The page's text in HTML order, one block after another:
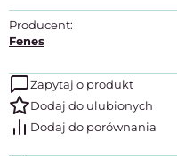
Producent:
Fenes
Zapytaj o produkt